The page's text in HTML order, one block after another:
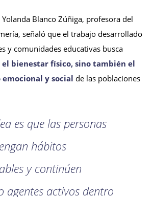
Blanco Zúñiga, profesora del
señaló que el trabajo desarrollado
y comunidades educativas busca
bienestar físico, sino también el
y social de las poblaciones
es que las personas
hábitos
y continúen
agentes activos dentro